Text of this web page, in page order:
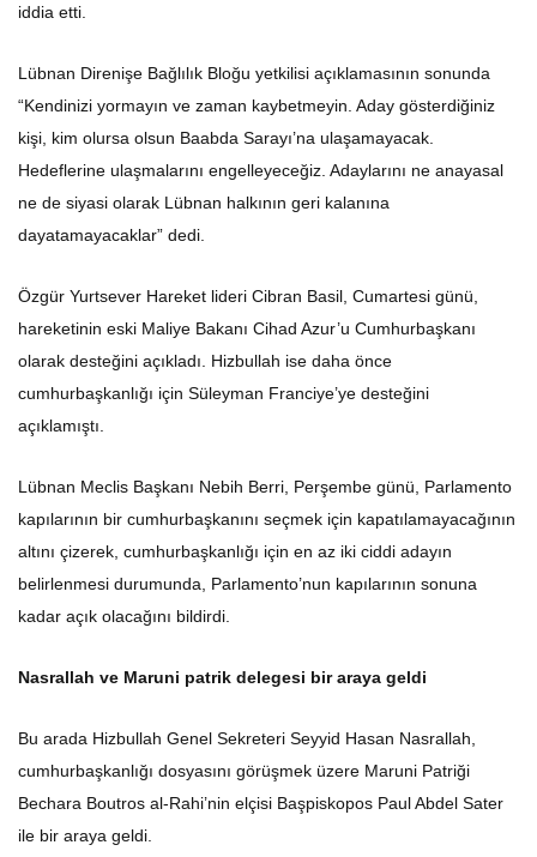
iddia etti.
Lübnan Direnişe Bağlılık Bloğu yetkilisi açıklamasının sonunda
“Kendinizi yormayın ve zaman kaybetmeyin. Aday gösterdiğiniz
kişi, kim olursa olsun Baabda Sarayı’na ulaşamayacak.
Hedeflerine ulaşmalarını engelleyeceğiz. Adaylarını ne anayasal
ne de siyasi olarak Lübnan halkının geri kalanına
dayatamayacaklar” dedi.
Özgür Yurtsever Hareket lideri Cibran Basil, Cumartesi günü,
hareketinin eski Maliye Bakanı Cihad Azur’u Cumhurbaşkanı
olarak desteğini açıkladı. Hizbullah ise daha önce
cumhurbaşkanlığı için Süleyman Franciye’ye desteğini
açıklamıştı.
Lübnan Meclis Başkanı Nebih Berri, Perşembe günü, Parlamento
kapılarının bir cumhurbaşkanını seçmek için kapatılamayacağının
altını çizerek, cumhurbaşkanlığı için en az iki ciddi adayın
belirlenmesi durumunda, Parlamento’nun kapılarının sonuna
kadar açık olacağını bildirdi.
Nasrallah ve Maruni patrik delegesi bir araya geldi
Bu arada Hizbullah Genel Sekreteri Seyyid Hasan Nasrallah,
cumhurbaşkanlığı dosyasını görüşmek üzere Maruni Patriği
Bechara Boutros al-Rahi’nin elçisi Başpiskopos Paul Abdel Sater
ile bir araya geldi.